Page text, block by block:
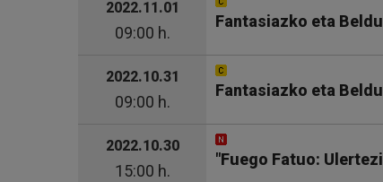
2022.11.01
09:00 h.
Fantasiazko eta
2022.10.31
09:00 h.
Fantasiazko eta
2022.10.30
15:00 h.
"Fuego Fatuo: